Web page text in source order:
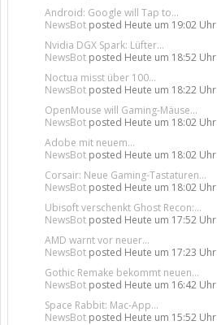
Android: Google will Tap to...
NewsBot posted Heute um 19:02 Uhr
Nvidia DGX Spark: Lüfter...
NewsBot posted Heute um 18:52 Uhr
Noctua misst über 100...
NewsBot posted Heute um 18:22 Uhr
OpenMouse will Gaming-Mäuse...
NewsBot posted Heute um 18:02 Uhr
Adobe mit neuem...
NewsBot posted Heute um 18:02 Uhr
Corsair: Neue Gaming-Tastaturen...
NewsBot posted Heute um 18:02 Uhr
Ubisoft verschenkt Ghost Recon:...
NewsBot posted Heute um 17:52 Uhr
AMD warnt vor neuer...
NewsBot posted Heute um 17:23 Uhr
Gothic Remake bekommt neuen...
NewsBot posted Heute um 16:42 Uhr
Space Rabbit: Mac-App...
NewsBot posted Heute um 15:52 Uhr